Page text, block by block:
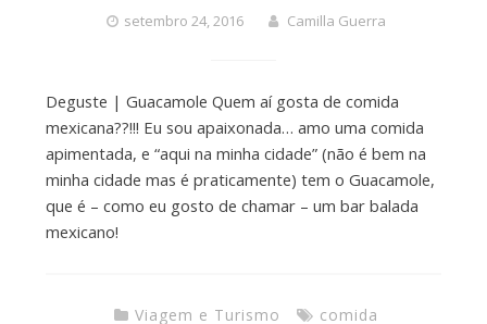
setembro 24, 2016 Camilla Guerra
Deguste | Guacamole Quem aí gosta de comida
mexicana??!!! Eu sou apaixonada… amo uma comida
apimentada, e “aqui na minha cidade” (não é bem na
minha cidade mas é praticamente) tem o Guacamole,
que é – como eu gosto de chamar – um bar balada
mexicano!
Viagem e Turismo
comida